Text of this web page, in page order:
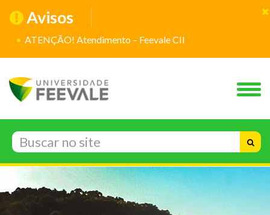
Avisos
ATENÇÃO! Atendimento – Feevale CII